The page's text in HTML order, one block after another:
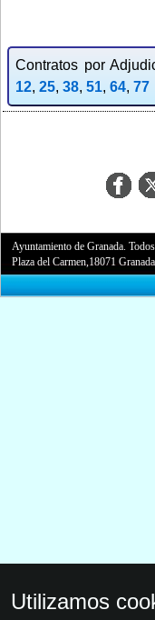
Contratos por
12, 25, 38, 51, 64, 77
Ayuntamiento de Granada.
Plaza del Carmen,18071 Granada
Utilizamos